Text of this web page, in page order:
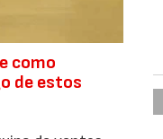
como
de estos